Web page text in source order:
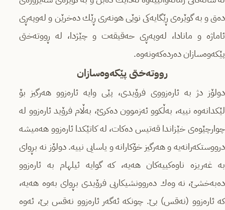
دەق و بە گوێرەی ڕێگایەكی نوێی هونەری ڕێك دەخرێن و لەوپەڕی
ئاماژە و مانادا، لەوپەڕی حەقیقەت و چێژدا، لە ڕووتەختی
پێكەوەسازان دەردەكەونەوە.
رووتەختی پێكەوەسازان
دولۆز دژ بە ئارەزووی فرۆیدی، پێی وایە ئارەزوو هەرگیز بۆ
لێكدانەوە نییە، بەڵكوو ئەزموون دەكرێ‌، بەڵام فرۆید ئارەزوو لە
چوارچێوەی خێزاندا قەتیس دەكات، لە كاتێكدا ئارەزوو هەمیشە
درووستكەرانەیە و هەرگیز خۆكارانە و یاسایی نییە. دولۆز نە بڕوای
بە غەریزە ناوەكییەكان هەیە، كە گوایە ئیلهام بە ئارەزوو
دەبەخشێ‌، نە وەك دەروونشیكاریی فرۆیدی بڕوای بەوە هەیە،
كە ئارەزوو (نەقس) بێ‌. چونكە ئەگەر ئارەزوو نەقس بێ‌، ئەوە